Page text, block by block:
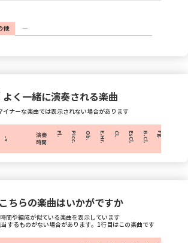
他
よく一緒に演奏される楽曲
イナーな楽曲では表示されない場合があります
名
演奏
時間
Fl. Picc. Ob. E.Hr. Cl. EsCl. B.Cl. Fg.
こちらの楽曲はいかがですか
間や編成が似ている楽曲を表示しています
するものがない場合があります。1行目はこの楽曲です